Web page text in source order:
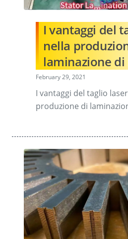
I vantaggi del
nella
laminazione
February 29, 2021
I vantaggi del taglio
produzione di